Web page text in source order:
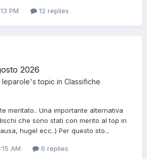
PM 12 replies
2026
leparole's topic in Classifiche
meritato.. Una importante alternativa
che sono stati con merito al top in
hugel ecc..) Per questo sto...
AM 6 replies